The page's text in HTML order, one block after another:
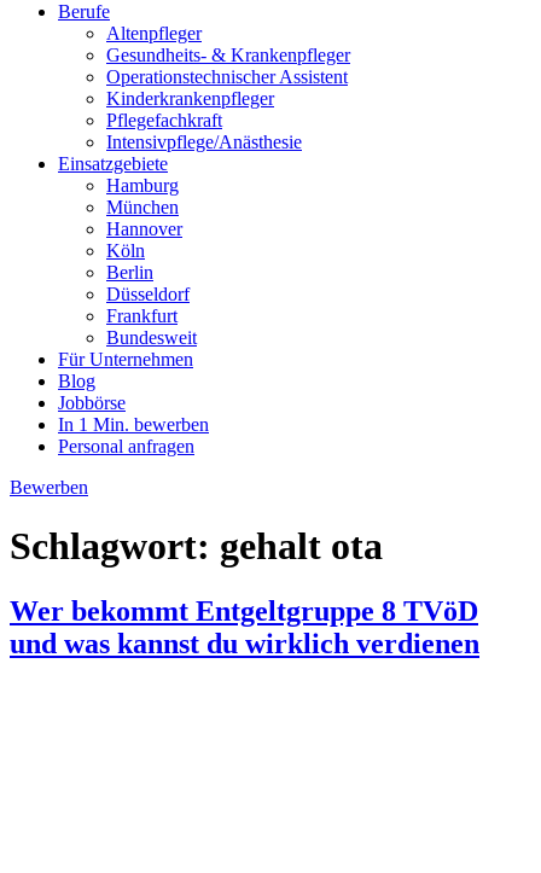
Berufe
Altenpfleger
Gesundheits- & Krankenpfleger
Operationstechnischer Assistent
Kinderkrankenpfleger
Pflegefachkraft
Intensivpflege/Anästhesie
Einsatzgebiete
Hamburg
München
Hannover
Köln
Berlin
Düsseldorf
Frankfurt
Bundesweit
Für Unternehmen
Blog
Jobbörse
In 1 Min. bewerben
Personal anfragen
Bewerben
Schlagwort: gehalt ota
Wer bekommt Entgeltgruppe 8 TVöD
und was kannst du wirklich verdienen